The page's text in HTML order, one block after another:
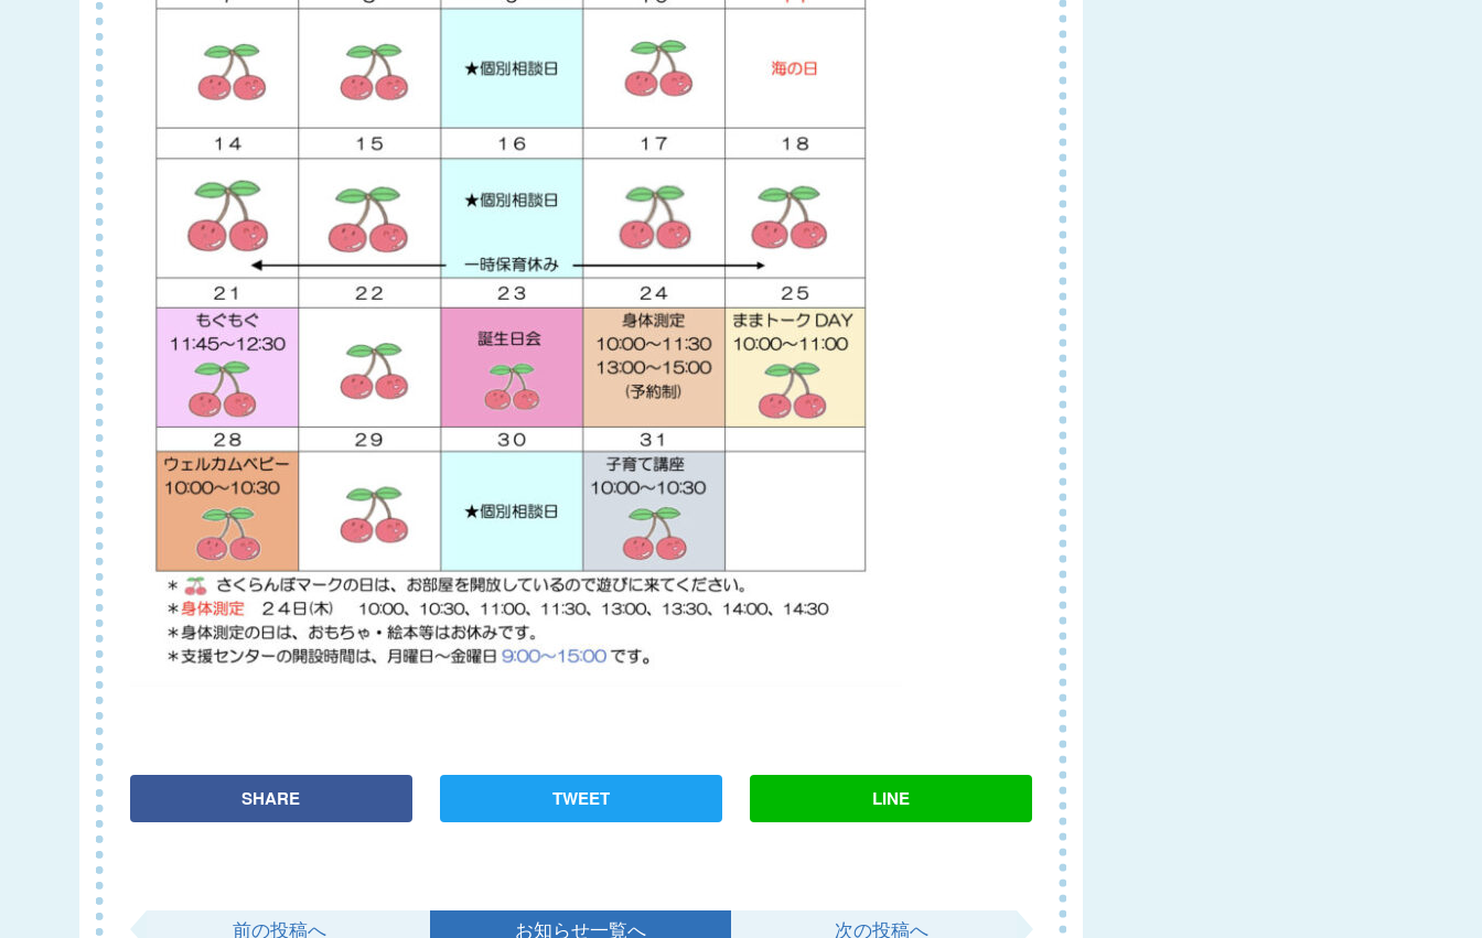
SHARE TWEET LINE
前の投稿へ お知らせ一覧へ 次の投稿へ